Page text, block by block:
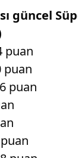
güncel
puan
puan
puan